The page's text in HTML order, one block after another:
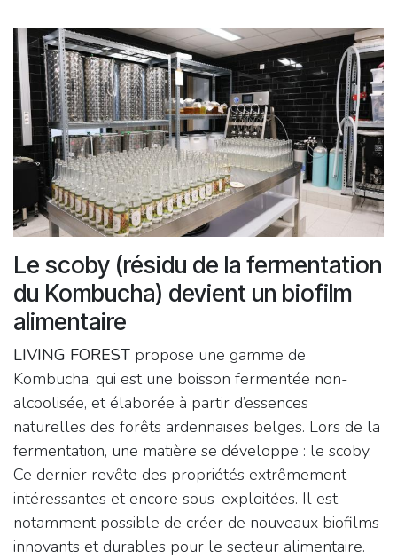
Le scoby (résidu de la fermentation
du Kombucha) devient un biofilm
alimentaire
LIVING FOREST propose une gamme de
Kombucha, qui est une boisson fermentée non-
alcoolisée, et élaborée à partir d’essences
naturelles des forêts ardennaises belges. Lors de la
fermentation, une matière se développe : le scoby.
Ce dernier revête des propriétés extrêmement
intéressantes et encore sous-exploitées. Il est
notamment possible de créer de nouveaux biofilms
innovants et durables pour le secteur alimentaire.